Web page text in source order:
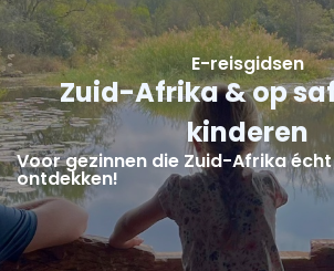
E-reisgidsen
Zuid-Afrika & op
kinderen
Voor gezinnen die Zuid-Afrika
ontdekken!